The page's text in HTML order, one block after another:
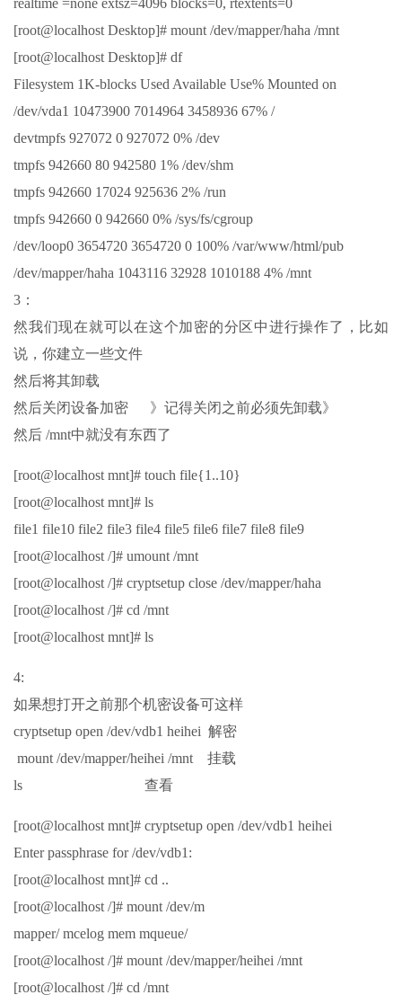
[root@localhost Desktop]# mount /dev/mapper/haha /mnt
[root@localhost Desktop]# df
Filesystem 1K-blocks Used Available Use% Mounted on
/dev/vda1 10473900 7014964 3458936 67% /
devtmpfs 927072 0 927072 0% /dev
tmpfs 942660 80 942580 1% /dev/shm
tmpfs 942660 17024 925636 2% /run
tmpfs 942660 0 942660 0% /sys/fs/cgroup
/dev/loop0 3654720 3654720 0 100% /var/www/html/pub
/dev/mapper/haha 1043116 32928 1010188 4% /mnt
3：
然我们现在就可以在这个加密的分区中进行操作了，比如
说，你建立一些文件
然后将其卸载
然后关闭设备加密 》记得关闭之前必须先卸载》
然后 /mnt中就没有东西了
[root@localhost mnt]# touch file{1..10}
[root@localhost mnt]# ls
file1 file10 file2 file3 file4 file5 file6 file7 file8 file9
[root@localhost /]# umount /mnt
[root@localhost /]# cryptsetup close /dev/mapper/haha
[root@localhost /]# cd /mnt
[root@localhost mnt]# ls
4:
如果想打开之前那个机密设备可这样
cryptsetup open /dev/vdb1 heihei 解密
mount /dev/mapper/heihei /mnt 挂载
ls 查看
[root@localhost mnt]# cryptsetup open /dev/vdb1 heihei
Enter passphrase for /dev/vdb1:
[root@localhost mnt]# cd ..
[root@localhost /]# mount /dev/m
mapper/ mcelog mem mqueue/
[root@localhost /]# mount /dev/mapper/heihei /mnt
[root@localhost /]# cd /mnt